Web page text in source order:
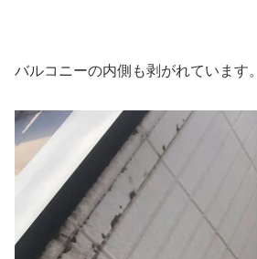
バルコニーの内側も剥がれています。